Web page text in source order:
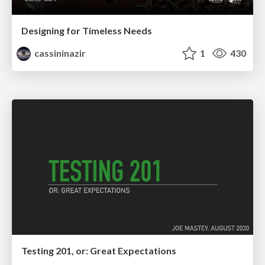
Designing for Timeless Needs
cassininazir
1 430
Testing 201, or: Great Expectations